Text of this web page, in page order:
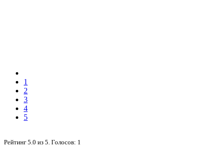
1
2
3
4
5
Рейтинг 5.0 из 5 . Голосов: 1